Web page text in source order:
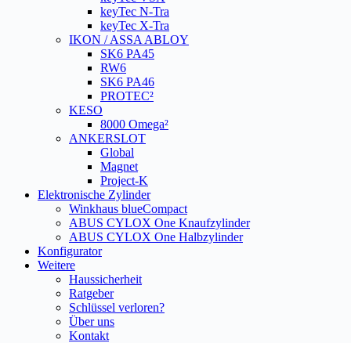
keyTec N-Tra
keyTec X-Tra
IKON / ASSA ABLOY
SK6 PA45
RW6
SK6 PA46
PROTEC²
KESO
8000 Omega²
ANKERSLOT
Global
Magnet
Project-K
Elektronische Zylinder
Winkhaus blueCompact
ABUS CYLOX One Knaufzylinder
ABUS CYLOX One Halbzylinder
Konfigurator
Weitere
Haussicherheit
Ratgeber
Schlüssel verloren?
Über uns
Kontakt